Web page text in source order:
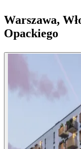
Warszawa,
Opackiego